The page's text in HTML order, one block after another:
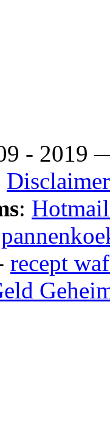
- 2019
Disclaimer
:
recept